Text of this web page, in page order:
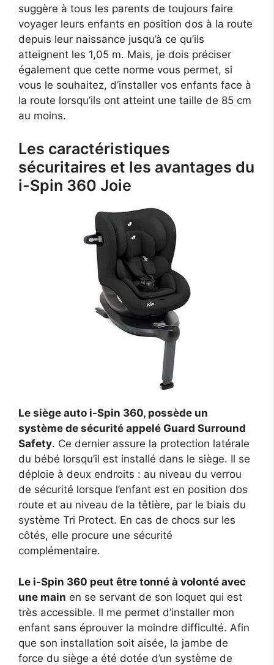
suggère à tous les parents de toujours faire
voyager leurs enfants en position dos à la route
depuis leur naissance jusqu’à ce qu’ils
atteignent les 1,05 m. Mais, je dois préciser
également que cette norme vous permet, si
vous le souhaitez, d’installer vos enfants face à
la route lorsqu’ils ont atteint une taille de 85 cm
au moins.
Les caractéristiques
sécuritaires et les avantages du
i-Spin 360 Joie
Le siège auto i-Spin 360, possède un
système de sécurité appelé Guard Surround
Safety. Ce dernier assure la protection latérale
du bébé lorsqu’il est installé dans le siège. Il se
déploie à deux endroits : au niveau du verrou
de sécurité lorsque l’enfant est en position dos
route et au niveau de la têtière, par le biais du
système Tri Protect. En cas de chocs sur les
côtés, elle procure une sécurité
complémentaire.
Le i-Spin 360 peut être tonné à volonté avec
une main en se servant de son loquet qui est
très accessible. Il me permet d’installer mon
enfant sans éprouver la moindre difficulté. Afin
que son installation soit aisée, la jambe de
force du siège a été dotée d’un système de